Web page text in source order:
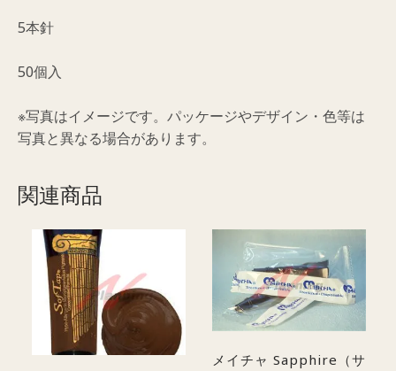
（50P）
5本針
50個入
※写真はイメージです。パッケージやデザイン・色等は
写真と異なる場合があります。
関連商品
メイチャ Sapphire（サ